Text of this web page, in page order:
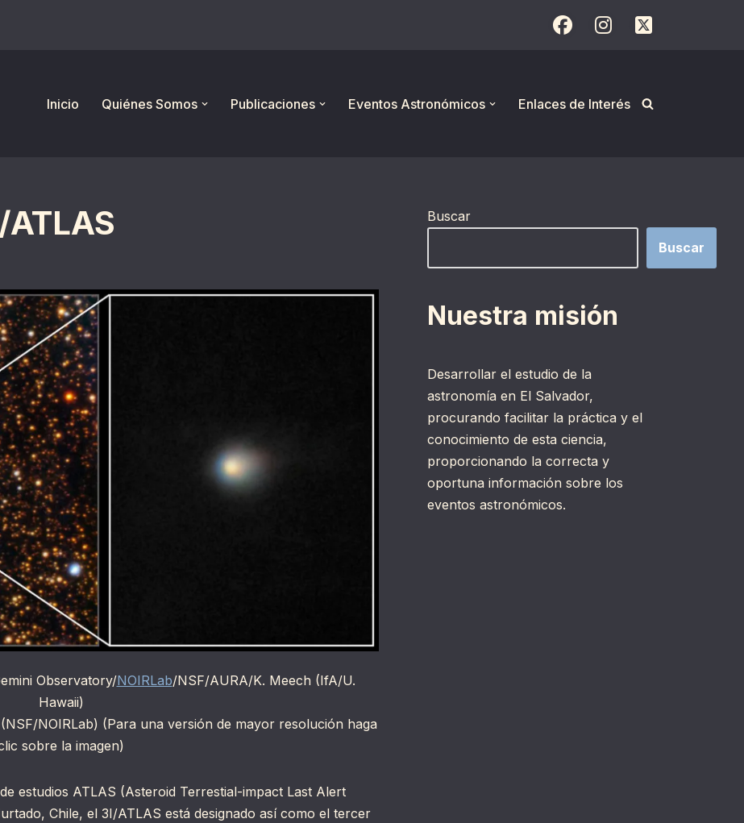
Inicio
Quiénes Somos Publicaciones Eventos Astronómicos Enlaces de Interés
Observatory/NOIRLab/NSF/AURA/K. Meech (IfA/U.
Hawaii)
NOIRLab) (Para una versión de mayor resolución haga
sobre la imagen)
estudios ATLAS (Asteroid Terrestial-impact Last Alert
Chile, el 3I/ATLAS está designado así como el tercer
Buscar
Buscar
Nuestra misión
Desarrollar el estudio de la
astronomía en El Salvador,
procurando facilitar la práctica y el
conocimiento de esta ciencia,
proporcionando la correcta y
oportuna información sobre los
eventos astronómicos.